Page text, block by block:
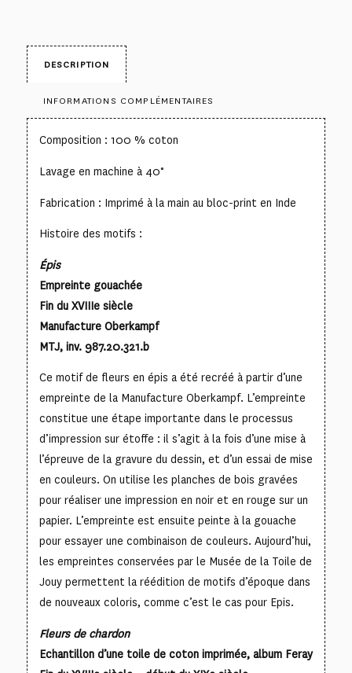
DESCRIPTION
INFORMATIONS COMPLÉMENTAIRES
Composition : 100 % coton
Lavage en machine à 40°
Fabrication : Imprimé à la main au bloc-print en Inde
Histoire des motifs :
Épis
Empreinte gouachée
Fin du XVIIIe siècle
Manufacture Oberkampf
MTJ, inv. 987.20.321.b
Ce motif de fleurs en épis a été recréé à partir d’une
empreinte de la Manufacture Oberkampf. L’empreinte
constitue une étape importante dans le processus
d’impression sur étoffe : il s’agit à la fois d’une mise à
l’épreuve de la gravure du dessin, et d’un essai de mise
en couleurs. On utilise les planches de bois gravées
pour réaliser une impression en noir et en rouge sur un
papier. L’empreinte est ensuite peinte à la gouache
pour essayer une combinaison de couleurs. Aujourd’hui,
les empreintes conservées par le Musée de la Toile de
Jouy permettent la réédition de motifs d’époque dans
de nouveaux coloris, comme c’est le cas pour Epis.
Fleurs de chardon
Echantillon d’une toile de coton imprimée, album Feray